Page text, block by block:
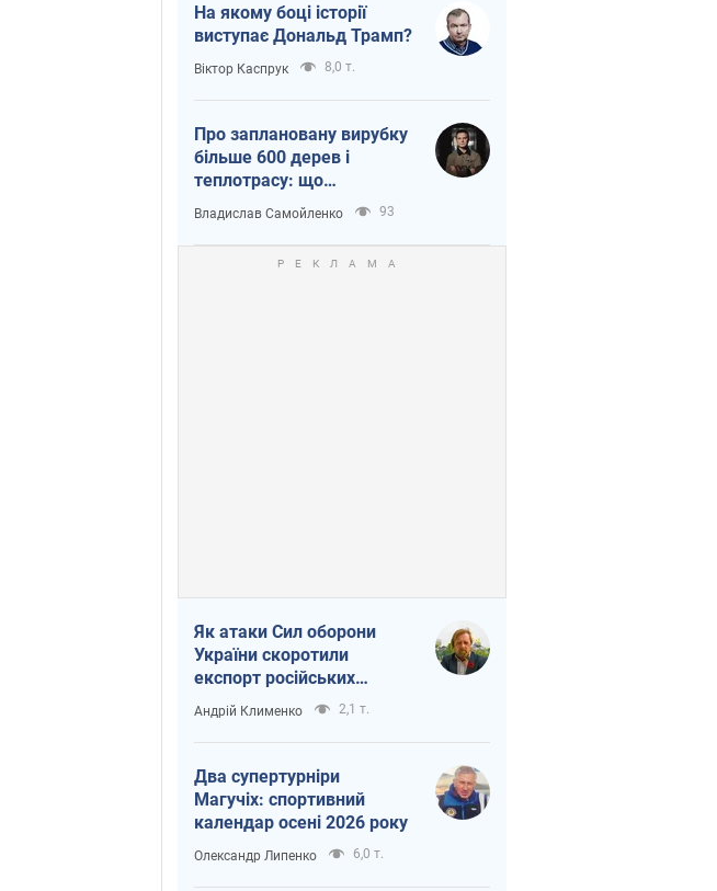
На якому боці історії
виступає Дональд Трамп?
Віктор Каспрук 8,0 т.
Про заплановану вирубку
більше 600 дерев і
теплотрасу: що
відбувається на Теремках
у Києві
Владислав Самойленко 93
Як атаки Сил оборони
України скоротили
експорт російських
нафтопродуктів
Андрій Клименко 2,1 т.
Два супертурніри
Магучіх: спортивний
календар осені 2026 року
Олександр Липенко 6,0 т.